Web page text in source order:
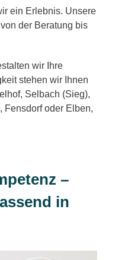
ein Erlebnis. Unsere
der Beratung bis
wir Ihre
stehen wir Ihnen
Selbach (Sieg),
Fensdorf oder Elben,
–
in